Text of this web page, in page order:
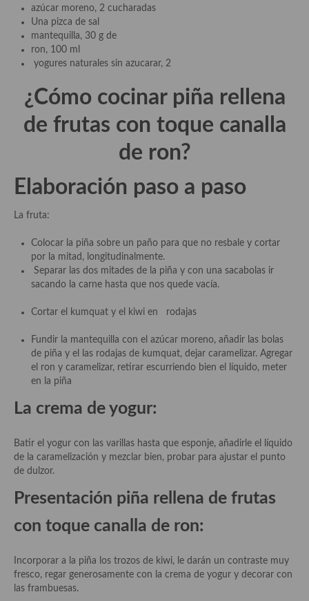
Entrantes y primeros platos
Ensaladas
Entrantes
Gazpachos, salmorejos, sopas y cremas frías
Quínoa
Arroces Y fideuás
Huevos
Masas elaboradas con harina, pizzas, quiches y demás
Pescado y Marisco
Postres con frutas
Recetas de Cuaresma
azúcar moreno, 2 cucharadas
Una pizca de sal
mantequilla, 30 g de
ron, 100 ml
yogures naturales sin azucarar, 2
¿Cómo cocinar piña rellena
de frutas con toque canalla
de ron?
Elaboración paso a paso
La fruta:
Colocar la piña sobre un paño para que no resbale y cortar
por la mitad, longitudinalmente.
Separar las dos mitades de la piña y con una sacabolas ir
sacando la carne hasta que nos quede vacía.
Cortar el kumquat y el kiwi en rodajas
Fundir la mantequilla con el azúcar moreno, añadir las bolas
de piña y el las rodajas de kumquat, dejar caramelizar. Agregar
el ron y caramelizar, retirar escurriendo bien el líquido, meter
en la piña
La crema de yogur:
Batir el yogur con las varillas hasta que esponje, añadirle el líquido
de la caramelización y mezclar bien, probar para ajustar el punto
de dulzor.
Presentación piña rellena de frutas
con toque canalla de ron:
Incorporar a la piña los trozos de kiwi, le darán un contraste muy
fresco, regar generosamente con la crema de yogur y decorar con
las frambuesas.